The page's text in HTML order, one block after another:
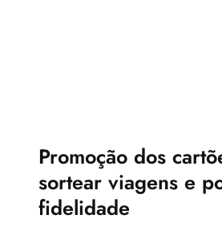
Promoção dos
sortear viagens e
fidelidade